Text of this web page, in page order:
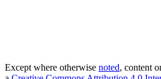
Except where otherwise noted, content